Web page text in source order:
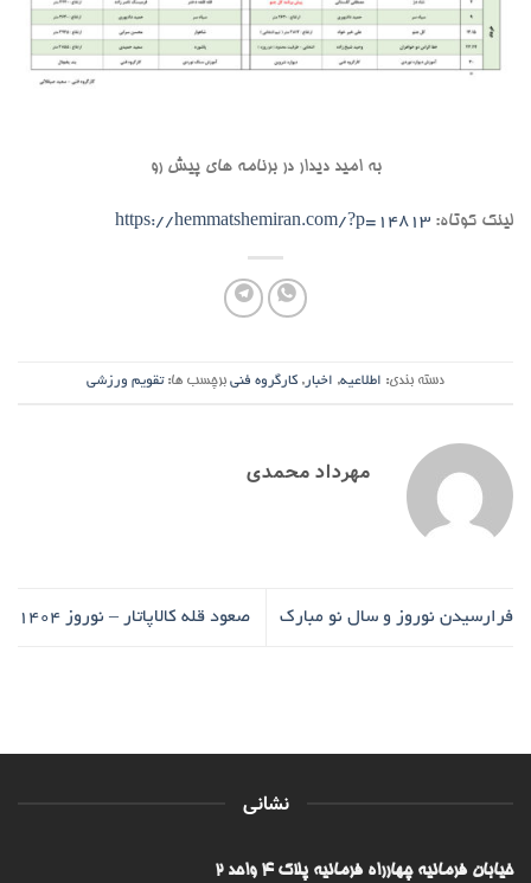
به امید دیدار در برنامه های پیش رو
لینک کوتاه: https://hemmatshemiran.com/?p=14813
دسته بندی: اطلاعیه, اخبار, کارگروه فنی برچسب ها:تقویم ورزشی
مهرداد محمدی
فرارسیدن نوروز و سال نو مبارک صعود قله کالاپاتار – نوروز ۱۴۰۴
نشانی
خیابان فرمانیه چهارراه فرمانیه پلاک ۴ واحد ۲